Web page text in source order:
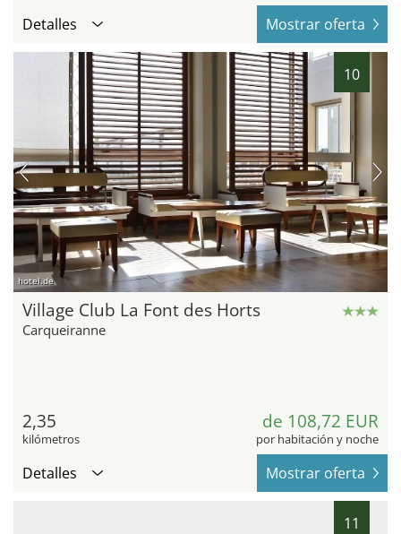
Detalles Mostrar oferta
10
hotel.de
Village Club La Font des Horts
Carqueiranne
2,35
kilómetros
de 108,72 EUR
por habitación y noche
Detalles Mostrar oferta
11